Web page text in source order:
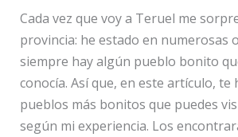
Cada vez que voy a Teruel me
provincia: he estado en numerosas
siempre hay algún pueblo bonito
conocía. Así que, en este artículo, te
pueblos más bonitos que puedes
según mi experiencia. Los